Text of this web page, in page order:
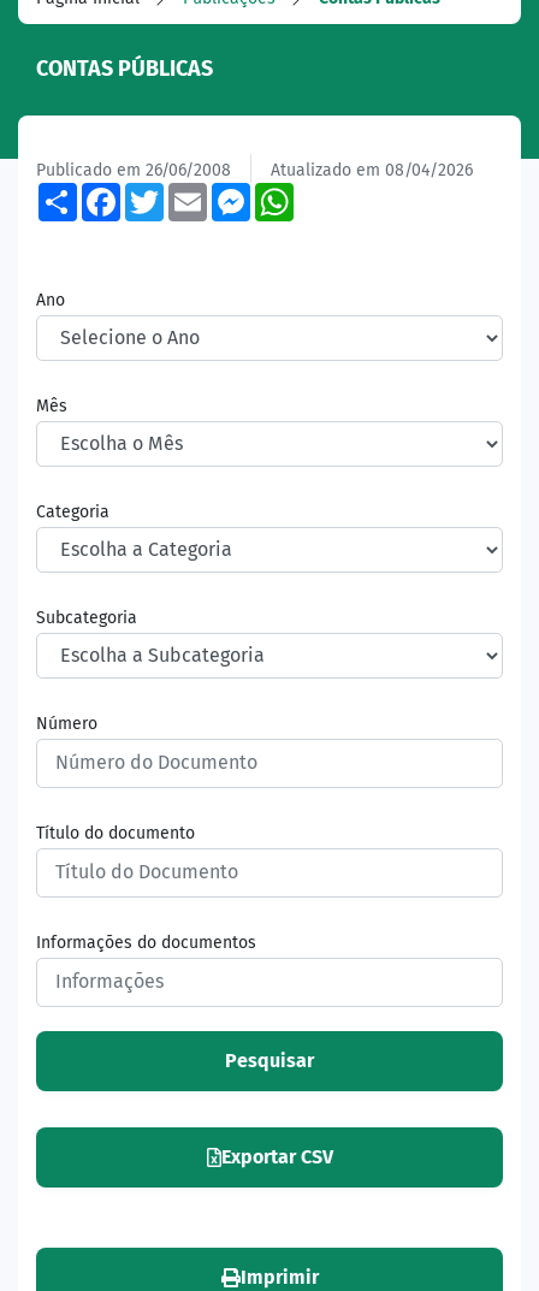
CONTAS PÚBLICAS
Publicado em 26/06/2008 Atualizado em 08/04/2026
ShareFacebook
TwitterEmailMessenger
Ano
Mês
Categoria
Subcategoria
Número
Título do documento
Informações do documentos
Pesquisar
Exportar CSV
Imprimir